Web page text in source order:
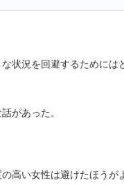
状況を回避するためには
があった。
高い女性は避けたほうが